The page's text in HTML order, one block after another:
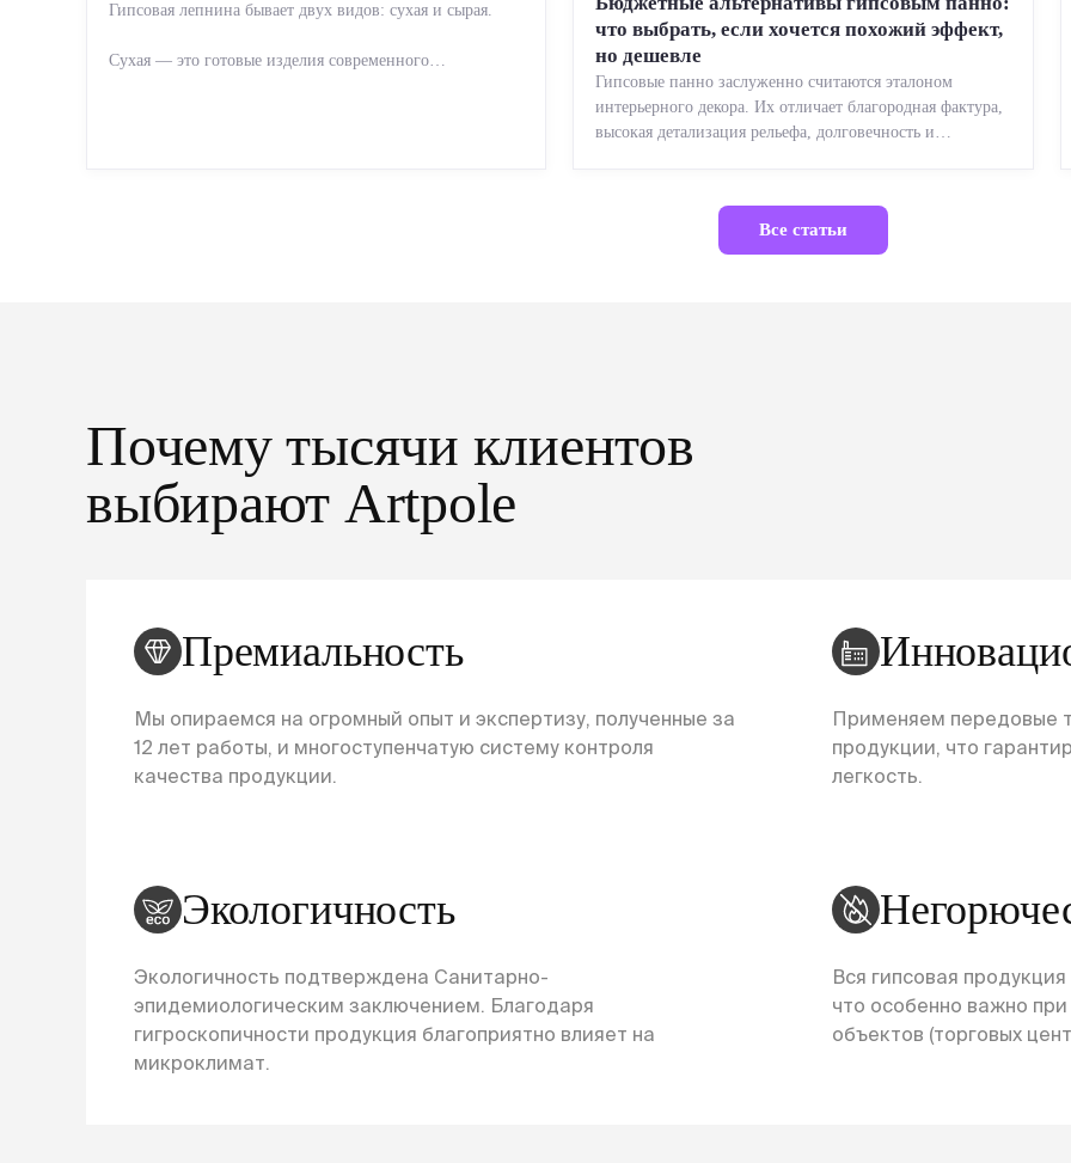
Гипсовая лепнина бывает двух видов: сухая и сырая.
Сухая — это готовые изделия современного
что выбрать, если хочется похожий эффект,
но дешевле
Гипсовые панно заслуженно считаются эталоном
интерьерного декора. Их отличает благородная фактура,
высокая детализация рельефа, долговечность и
Все статьи
Почему тысячи клиентов
выбирают Artpole
Премиальность
Мы опираемся на огромный опыт и экспертизу, полученные за
12 лет работы, и многоступенчатую систему контроля
качества продукции.
Применяем передовые
продукции, что
легкость.
Экологичность
Экологичность подтверждена Санитарно-
эпидемиологическим заключением. Благодаря
гигроскопичности продукция благоприятно влияет на
микроклимат.
Вся гипсовая
что особенно важно
объектов (торговых